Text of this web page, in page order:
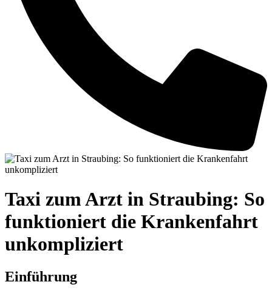
Taxi zum Arzt in Straubing: So
funktioniert die Krankenfahrt
unkompliziert
Einführung